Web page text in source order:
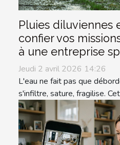
Pluies diluviennes
confier vos
à une entreprise
Jeudi 2 avril 2026 14:26
L'eau ne fait pas que
s'infiltre, sature, fragilise.